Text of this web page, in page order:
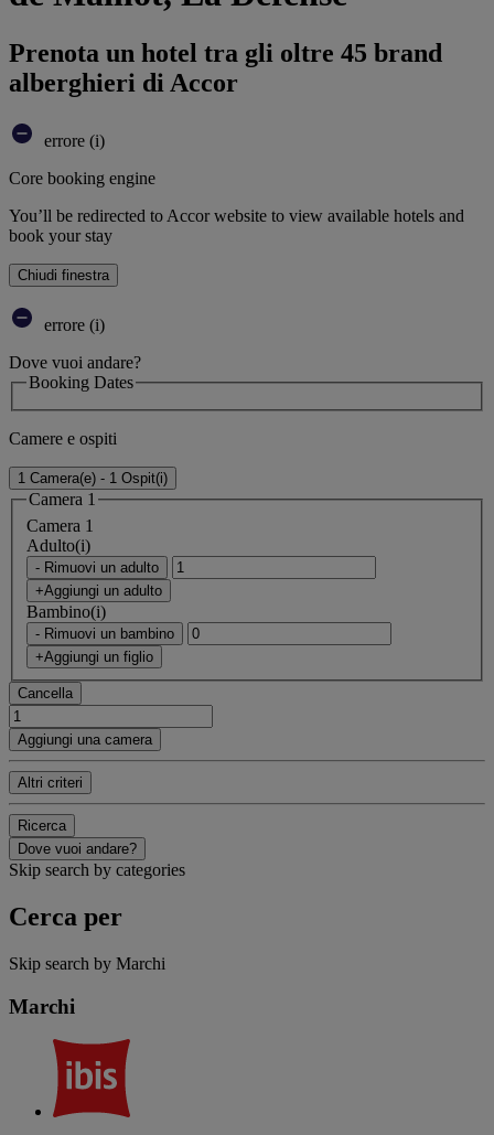
Prenota un hotel tra gli oltre 45 brand
alberghieri di Accor
errore (i)
Core booking engine
You’ll be redirected to Accor website to view available hotels and
book your stay
Chiudi finestra
errore (i)
Dove vuoi andare?
Booking Dates
Camere e ospiti
1 Camera(e) - 1 Ospit(i)
Camera 1
Camera 1
Adulto(i)
- Rimuovi un adulto
+Aggiungi un adulto
Bambino(i)
- Rimuovi un bambino
+Aggiungi un figlio
Cancella
Aggiungi una camera
Altri criteri
Ricerca
Dove vuoi andare?
Skip search by categories
Cerca per
Skip search by Marchi
Marchi